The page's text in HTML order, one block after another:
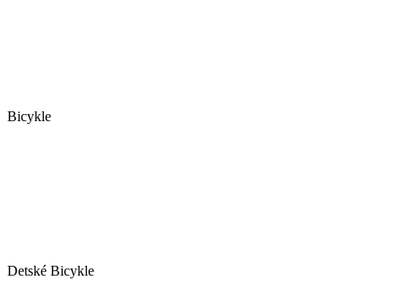
Bicykle
Detské Bicykle